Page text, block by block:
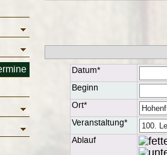
Datum*
Beginn
Ort*
Veranstaltung*
Ablauf